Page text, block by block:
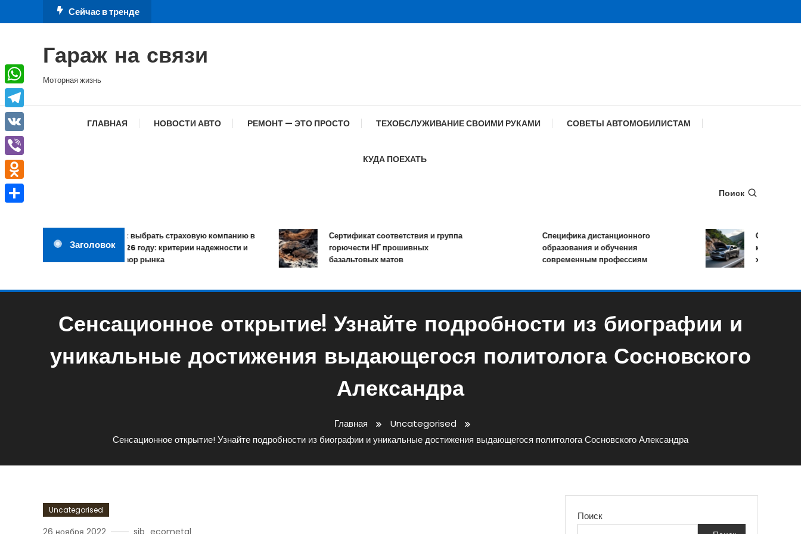
к
Сейчас в тренде
Гараж на связи
Моторная жизнь
ГЛАВНАЯ НОВОСТИ АВТО РЕМОНТ — ЭТО ПРОСТО ТЕХОБСЛУЖИВАНИЕ СВОИМИ РУКАМИ СОВЕТЫ АВТОМОБИЛИСТАМ
КУДА ПОЕХАТЬ
Поиск
Заголовок
Как выбрать страховую компанию в
2026 году: критерии надежности и
обзор рынка
Сертификат соответствия и группа
горючести НГ прошивных
базальтовых матов
Специфика дистанционного
образования и обучения
современным профессиям
Обзор TANK
комплектации и
характеристики
Сенсационное открытие! Узнайте подробности из биографии и
уникальные достижения выдающегося политолога Сосновского
Александра
Главная
Uncategorised
Сенсационное открытие! Узнайте подробности из биографии и уникальные достижения выдающегося политолога Сосновского Александра
Uncategorised
26 ноября 2022 sib_ecometal
Поиск
WhatsApp
Telegram
VK
Viber
Odnoklassniki